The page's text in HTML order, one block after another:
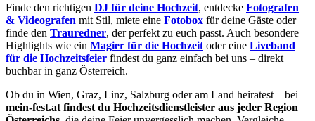
Finde den richtigen DJ für deine Hochzeit, entdecke Fotografen
& Videografen mit Stil, miete eine Fotobox für deine Gäste oder
finde den Trauredner, der perfekt zu euch passt. Auch besondere
Highlights wie ein Magier für die Hochzeit oder eine Liveband
für die Hochzeitsfeier findest du ganz einfach bei uns – direkt
buchbar in ganz Österreich.
Ob du in Wien, Graz, Linz, Salzburg oder am Land heiratest – bei
mein-fest.at findest du Hochzeitsdienstleister aus jeder Region